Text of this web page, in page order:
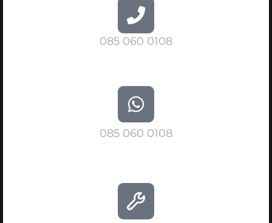
085 060 0108
085 060 0108